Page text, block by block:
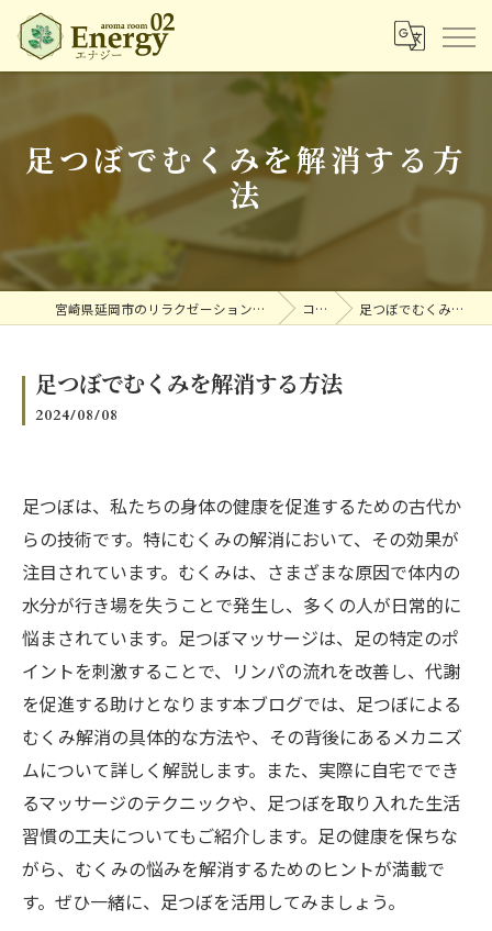
足つぼでむくみを解消する方
法
宮崎県延岡市のリラクゼーションならアロマルームエナジー コラム 足つぼでむくみを解消する方法
足つぼでむくみを解消する方法
2024/08/08
足つぼは、私たちの身体の健康を促進するための古代か
らの技術です。特にむくみの解消において、その効果が
注目されています。むくみは、さまざまな原因で体内の
水分が行き場を失うことで発生し、多くの人が日常的に
悩まされています。足つぼマッサージは、足の特定のポ
イントを刺激することで、リンパの流れを改善し、代謝
を促進する助けとなります本ブログでは、足つぼによる
むくみ解消の具体的な方法や、その背後にあるメカニズ
ムについて詳しく解説します。また、実際に自宅ででき
るマッサージのテクニックや、足つぼを取り入れた生活
習慣の工夫についてもご紹介します。足の健康を保ちな
がら、むくみの悩みを解消するためのヒントが満載で
す。ぜひ一緒に、足つぼを活用してみましょう。